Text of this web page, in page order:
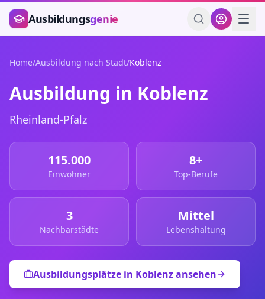
Zum Hauptinhalt springen
Ausbildungsgenie
Home/Ausbildung nach Stadt/Koblenz
Ausbildung in Koblenz
Rheinland-Pfalz
115.000
Einwohner
8+
Top-Berufe
3
Nachbarstädte
Mittel
Lebenshaltung
Ausbildungsplätze in Koblenzansehen